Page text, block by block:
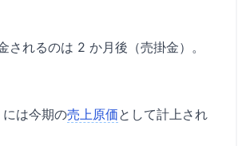
れるのは 2 か月後（売掛金）。
は今期の売上原価として計上され